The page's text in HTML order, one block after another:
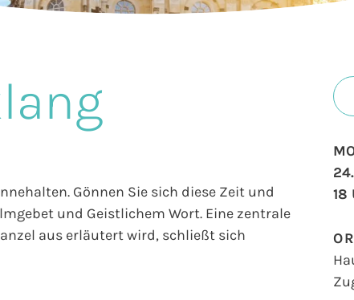
Gönnen Sie sich diese Zeit und
und Geistlichem Wort. Eine zentrale
aus erläutert wird, schließt sich
18